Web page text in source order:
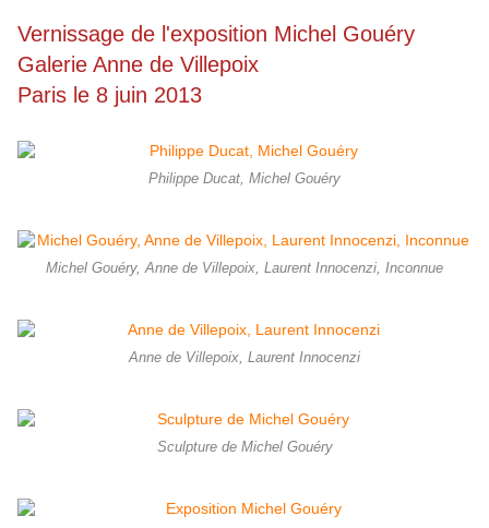
Vernissage de l'exposition Michel Gouéry
Galerie Anne de Villepoix
Paris le 8 juin 2013
Philippe Ducat, Michel Gouéry
Michel Gouéry, Anne de Villepoix, Laurent Innocenzi, Inconnue
Anne de Villepoix, Laurent Innocenzi
Sculpture de Michel Gouéry